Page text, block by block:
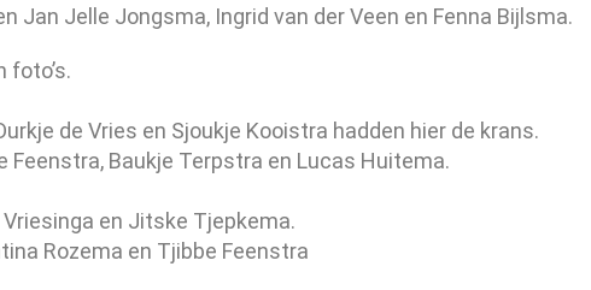
Jan Jelle Jongsma, Ingrid van der Veen en Fenna Bijlsma.
foto’s.
de Vries en Sjoukje Kooistra hadden hier de krans.
Feenstra, Baukje Terpstra en Lucas Huitema.
en Jitske Tjepkema.
Rozema en Tjibbe Feenstra